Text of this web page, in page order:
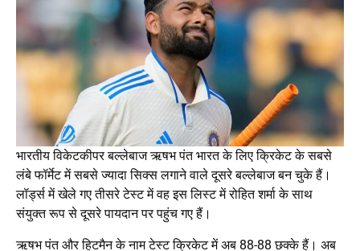
भारतीय विकेटकीपर बल्लेबाज ऋषभ पंत भारत के लिए क्रिकेट के सबसे
लंबे फॉर्मेट में सबसे ज्यादा सिक्स लगाने वाले दूसरे बल्लेबाज बन चुके हैं।
लॉर्ड्स में खेले गए तीसरे टेस्ट में वह इस लिस्ट में रोहित शर्मा के साथ
संयुक्त रूप से दूसरे पायदान पर पहुंच गए हैं।
ऋषभ पंत और हिटमैन के नाम टेस्ट क्रिकेट में अब 88-88 छक्के हैं। अब